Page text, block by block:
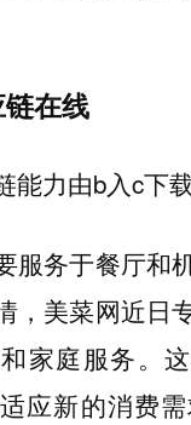
在线
能力由b入c下
服务于餐厅和
，美菜网近日
家庭服务。
应新的消费